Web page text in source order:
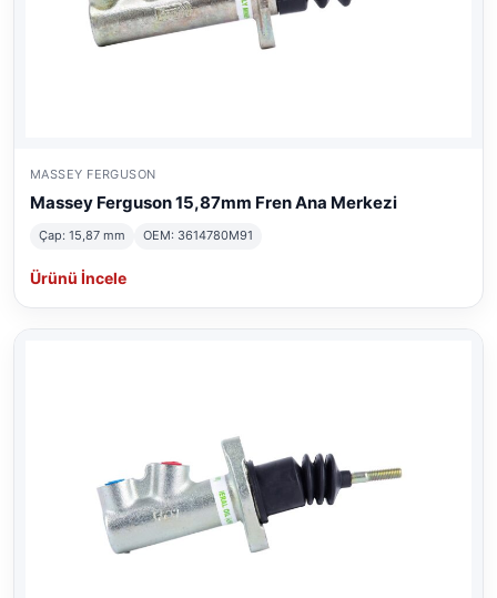
MASSEY FERGUSON
Massey Ferguson 15,87mm Fren Ana Merkezi
Çap: 15,87 mm OEM: 3614780M91
Ürünü İncele